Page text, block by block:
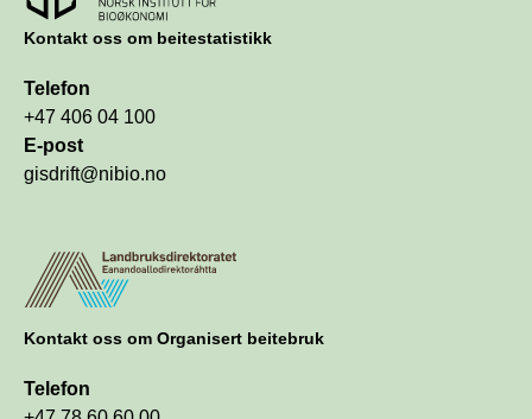
Kontakt oss om beitestatistikk
Telefon
+47 406 04 100
E-post
gisdrift@nibio.no
Kontakt oss om Organisert beitebruk
Telefon